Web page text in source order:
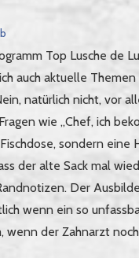
Top Lusche de
auch aktuelle
natürlich nicht, vor
wie „Chef, ich
sondern eine
der alte Sack mal
Der
wenn ein so
wenn der Zahnarzt